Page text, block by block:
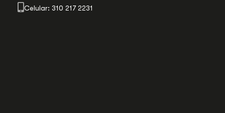
Celular: 310 217 2231